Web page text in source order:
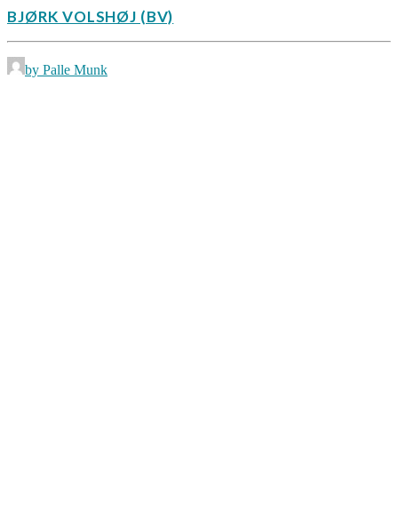
BJØRK VOLSHØJ (BV)
by Palle Munk